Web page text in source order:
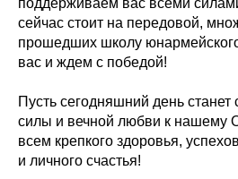
сейчас стоит на передовой,
прошедших школу
вас и ждем с победой!
Пусть сегодняшний день
силы и вечной любви к нашему
всем крепкого здоровья,
и личного счастья!